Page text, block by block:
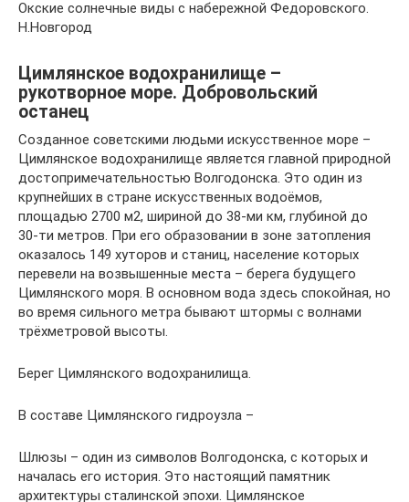
Окские солнечные виды с набережной Федоровского.
Н.Новгород
Цимлянское водохранилище –
рукотворное море. Добровольский
останец
Созданное советскими людьми искусственное море –
Цимлянское водохранилище является главной природной
достопримечательностью Волгодонска. Это один из
крупнейших в стране искусственных водоёмов,
площадью 2700 м2, шириной до 38-ми км, глубиной до
30-ти метров. При его образовании в зоне затопления
оказалось 149 хуторов и станиц, население которых
перевели на возвышенные места – берега будущего
Цимлянского моря. В основном вода здесь спокойная, но
во время сильного метра бывают штормы с волнами
трёхметровой высоты.
Берег Цимлянского водохранилища.
В составе Цимлянского гидроузла –
Шлюзы – один из символов Волгодонска, с которых и
началась его история. Это настоящий памятник
архитектуры сталинской эпохи. Цимлянское